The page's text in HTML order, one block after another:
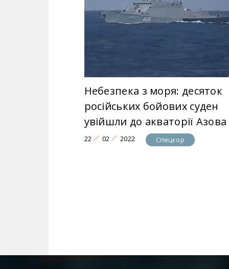
Небезпека з моря: десяток
російських бойових суден
увійшли до акваторії Азова
22 02 2022 Спецкор